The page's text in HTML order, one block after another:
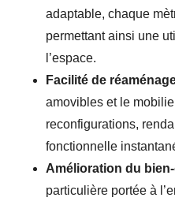
adaptable, chaque
permettant ainsi une
l’espace.
Facilité de
amovibles et le
reconfigurations,
fonctionnelle
Amélioration du
particulière portée à